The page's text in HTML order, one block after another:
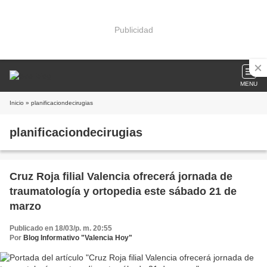
Publicidad
MENU
Inicio » planificaciondecirugias
planificaciondecirugias
Cruz Roja filial Valencia ofrecerá jornada de
traumatología y ortopedia este sábado 21 de
marzo
Publicado en 18/03/p. m. 20:55
Por Blog Informativo "Valencia Hoy"